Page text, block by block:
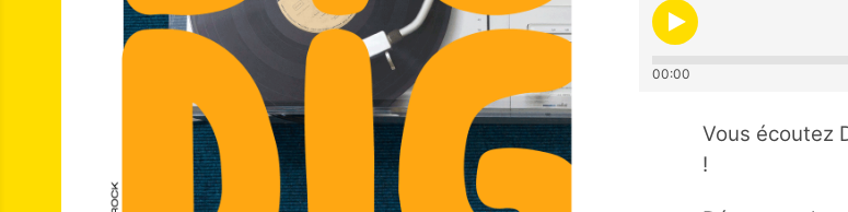
00:00
Vous écoutez
!